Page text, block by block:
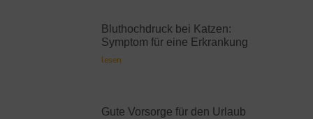
Bluthochdruck bei Katzen:
Symptom für eine Erkrankung
lesen
Gute Vorsorge für den Urlaub